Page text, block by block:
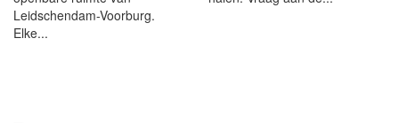
Leidschendam-Voorburg.
Elke...